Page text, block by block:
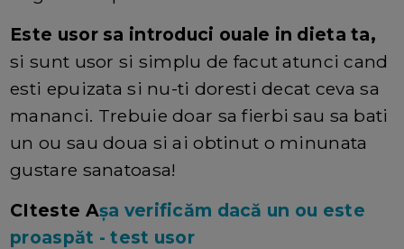
Este usor sa introduci ouale in dieta ta,
si sunt usor si simplu de facut atunci cand
esti epuizata si nu-ti doresti decat ceva sa
mananci. Trebuie doar sa fierbi sau sa bati
un ou sau doua si ai obtinut o minunata
gustare sanatoasa!
CIteste Așa verificăm dacă un ou este
proaspăt - test usor